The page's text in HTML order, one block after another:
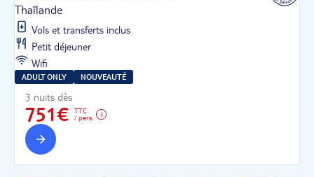
Thaïlande
Vols et transferts inclus
Petit déjeuner
Wifi
ADULT ONLY NOUVEAUTÉ
3 nuits dès
751€
TTC
/ pers.